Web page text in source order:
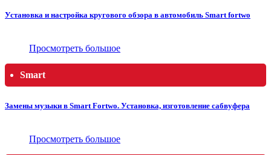
Установка и настройка кругового обзора в автомобиль Smart fortwo
Просмотреть большое
Smart
Замены музыки в Smart Fortwo. Установка, изготовление сабвуфера
Просмотреть большое